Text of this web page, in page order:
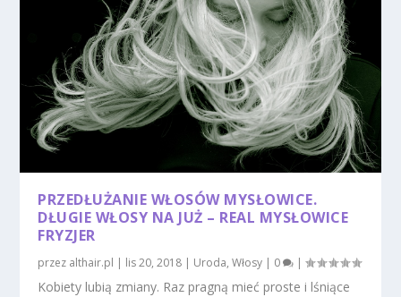
PRZEDŁUŻANIE WŁOSÓW MYSŁOWICE.
DŁUGIE WŁOSY NA JUŻ – REAL MYSŁOWICE
FRYZJER
przez althair.pl | lis 20, 2018 | Uroda,Włosy | 0 |
Kobiety lubią zmiany. Raz pragną mieć proste i lśniące